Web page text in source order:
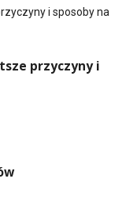
przyczyny i